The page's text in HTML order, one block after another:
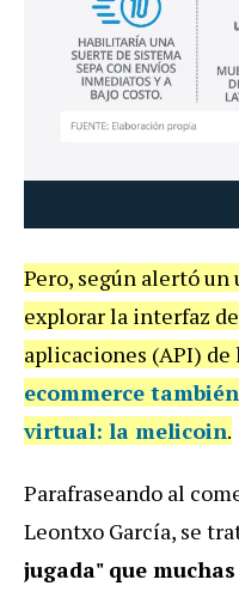
Pero, según alertó
explorar la interfaz
aplicaciones (API) de
ecommerce también
virtual: la melicoin.
Parafraseando al
Leontxo García, se
jugada" que